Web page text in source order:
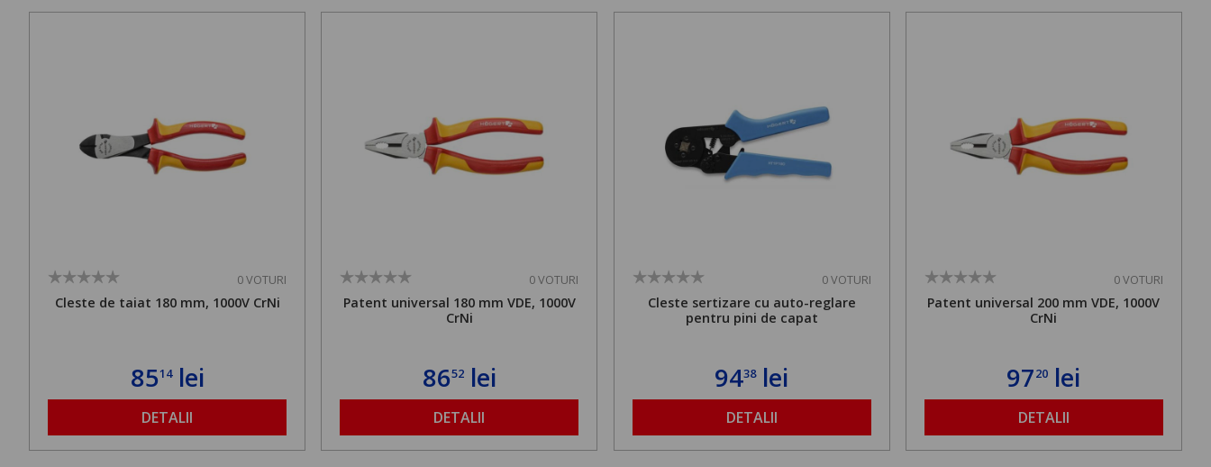
0 VOTURI
Cleste de taiat 180 mm, 1000V CrNi
8514lei
DETALII
0 VOTURI
Patent universal 180 mm VDE, 1000V
CrNi
8652lei
DETALII
0 VOTURI
Cleste sertizare cu auto-reglare
pentru pini de capat
9438lei
DETALII
0 VOTURI
Patent universal 200 mm VDE, 1000V
CrNi
9720 lei
DETALII